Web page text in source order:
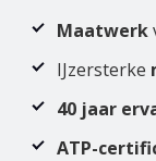
Maatwerk
IJzersterke
40 jaar
ATP-